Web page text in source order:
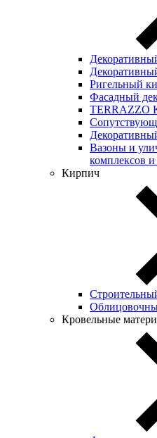
Ригельный
Фасадный
TERRAZZO
Вазоны и
комплексов и
Кирпич
Кровельные